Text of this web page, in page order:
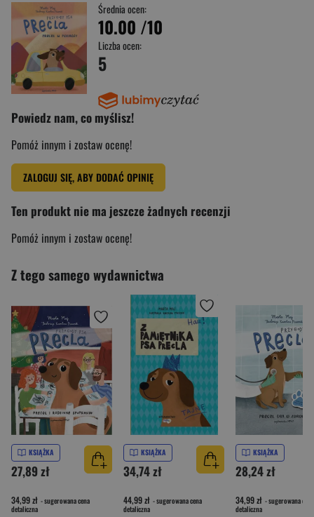
Średnia ocen:
10.00 /10
Liczba ocen:
5
Powiedz nam, co myślisz!
Pomóż innym i zostaw ocenę!
ZALOGUJ SIĘ, ABY DODAĆ OPINIĘ
Ten produkt nie ma jeszcze żadnych recenzji
Pomóż innym i zostaw ocenę!
Z tego samego wydawnictwa
KSIĄŻKA
27,89 zł
34,99 zł - sugerowana cena
detaliczna
KSIĄŻKA
34,74 zł
44,99 zł - sugerowana cena
detaliczna
KSIĄŻKA
28,24 zł
34,99 zł - sugerowana cena
detaliczna